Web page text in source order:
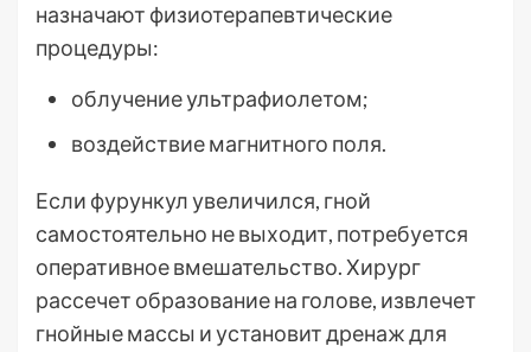
назначают физиотерапевтические
процедуры:
облучение ультрафиолетом;
воздействие магнитного поля.
Если фурункул увеличился, гной
самостоятельно не выходит, потребуется
оперативное вмешательство. Хирург
рассечет образование на голове, извлечет
гнойные массы и установит дренаж для